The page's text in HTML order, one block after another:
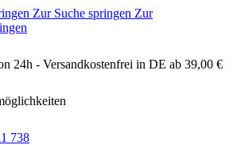
Zur Suche springen Zur
24h - Versandkostenfrei in DE ab 39,00 €
738